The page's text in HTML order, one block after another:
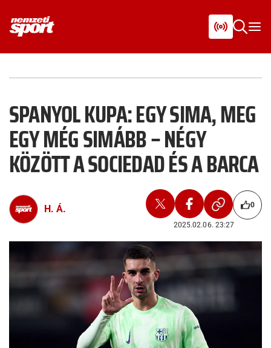
SPANYOL KUPA: EGY SIMA, MEG
EGY MÉG SIMÁBB – NÉGY
KÖZÖTT A SOCIEDAD ÉS A BARCA
H. Á. 0
2025.02.06. 23:27